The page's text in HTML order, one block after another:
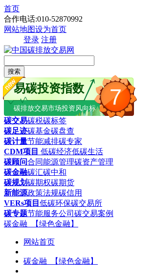
首页
合作电话:010-52870992
网站地图设为首页
登录 注册
搜索
7
易碳投资指数
碳排放交易市场投资风向标
碳交易碳税碳标签
碳足迹碳基金碳盘查
碳计量节能减排碳专家
CDM项目 低碳经济低碳生活
碳顾问合同能源管理碳资产管理
碳金融碳汇碳中和
碳规划碳期权碳期货
新能源政策法规碳信用
VERs项目 低碳环保碳交易所
碳专题节能服务公司 碳交易案例
碳金融_【绿色金融】
网站首页
碳金融_【绿色金融】